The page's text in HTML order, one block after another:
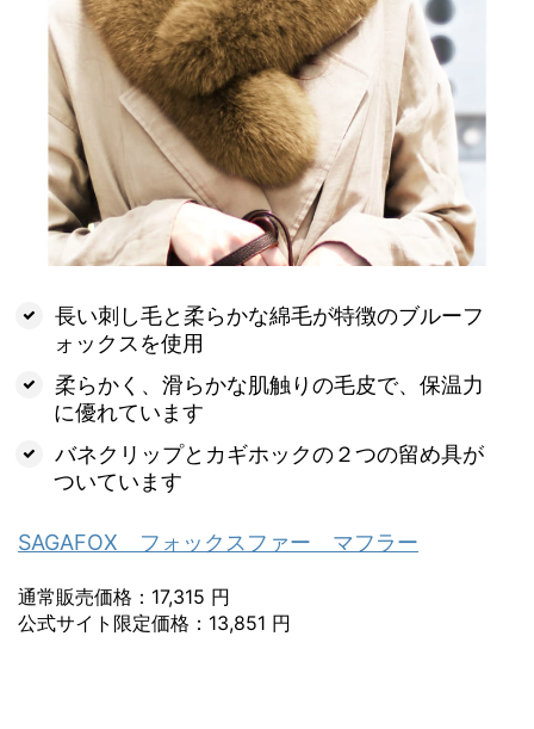
長い刺し毛と柔らかな綿毛が特徴のブルーフ
ォックスを使用
柔らかく、滑らかな肌触りの毛皮で、保温力
に優れています
バネクリップとカギホックの２つの留め具が
ついています
SAGAFOX フォックスファー マフラー
通常販売価格：17,315 円
公式サイト限定価格：13,851 円